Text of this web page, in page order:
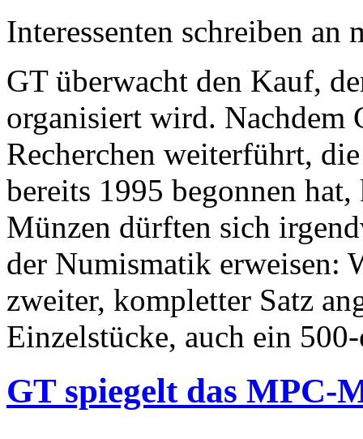
Interessenten schreiben
GT überwacht den Kauf,
organisiert wird. Nachdem
Recherchen weiterführt,
bereits 1995 begonnen
Münzen dürften sich
der Numismatik erweisen:
zweiter, kompletter Satz
Einzelstücke, auch ein
GT spiegelt das MPC-